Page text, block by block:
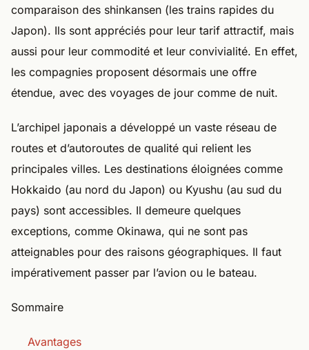
comparaison des shinkansen (les trains rapides du
Japon). Ils sont appréciés pour leur tarif attractif, mais
aussi pour leur commodité et leur convivialité. En effet,
les compagnies proposent désormais une offre
étendue, avec des voyages de jour comme de nuit.
L’archipel japonais a développé un vaste réseau de
routes et d’autoroutes de qualité qui relient les
principales villes. Les destinations éloignées comme
Hokkaido (au nord du Japon) ou Kyushu (au sud du
pays) sont accessibles. Il demeure quelques
exceptions, comme Okinawa, qui ne sont pas
atteignables pour des raisons géographiques. Il faut
impérativement passer par l’avion ou le bateau.
Sommaire
Avantages